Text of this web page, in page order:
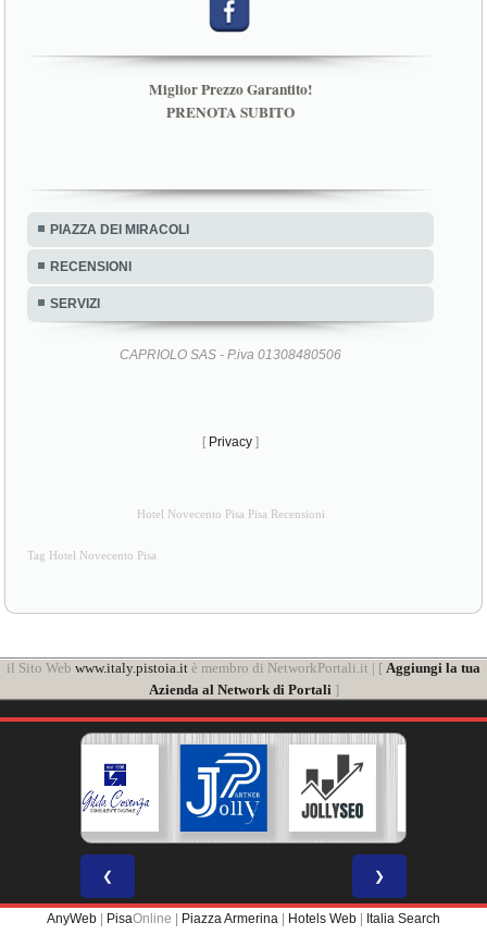
Miglior Prezzo Garantito!
PRENOTA SUBITO
PIAZZA DEI MIRACOLI
RECENSIONI
SERVIZI
CAPRIOLO SAS - P.iva 01308480506
[ Privacy ]
Hotel Novecento Pisa Pisa Recensioni
Tag Hotel Novecento Pisa
il Sito Web www.italy.pistoia.it è membro di NetworkPortali.it | [ Aggiungi la tua
Azienda al Network di Portali ]
❮ ❯
AnyWeb | PisaOnline | Piazza Armerina | Hotels Web | Italia Search